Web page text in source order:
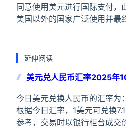
同意使用美元进行国际支付，
美国以外的国家广泛使用并最
延伸阅读
美元兑人民币汇率2025年
今日美元兑换人民币的汇率为
根据今日汇率，1美元可兑换
参考，交易时以银行柜台成交